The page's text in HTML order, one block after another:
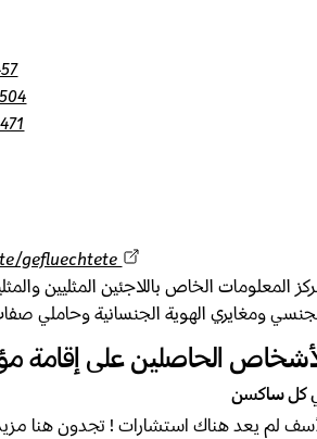
gefluechtete
المعلومات الخاص باللاجئين المثليين
ومغايري الهوية الجنسانية وحاملي
الحاصلين على إقامة
ساكسن
لم يعد هناك استشارات ! تجدون هنا